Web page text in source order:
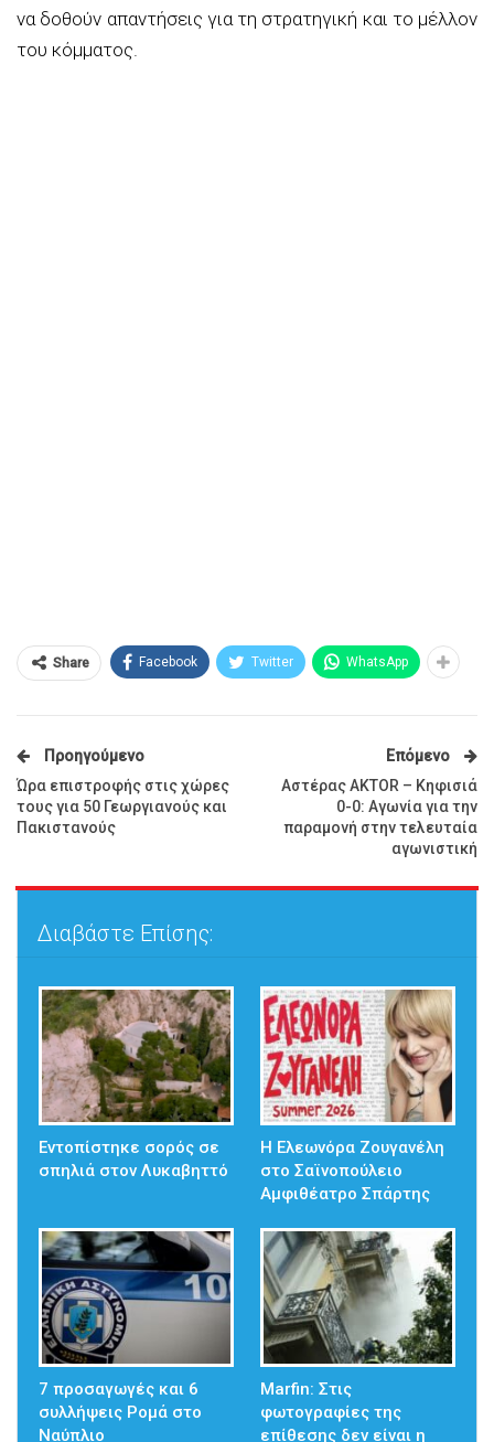
να δοθούν απαντήσεις για τη στρατηγική και το μέλλον
του κόμματος.
Share Facebook Twitter WhatsApp
Προηγούμενο
Ώρα επιστροφής στις χώρες
τους για 50 Γεωργιανούς και
Πακιστανούς
Επόμενο
Αστέρας AKTOR – Κηφισιά
0-0: Αγωνία για την
παραμονή στην τελευταία
αγωνιστική
Διαβάστε Επίσης:
Εντοπίστηκε σορός σε
σπηλιά στον Λυκαβηττό
Η Ελεωνόρα Ζουγανέλη
στο Σαϊνοπούλειο
Αμφιθέατρο Σπάρτης
7 προσαγωγές και 6
συλλήψεις Ρομά στο
Ναύπλιο
Marfin: Στις
φωτογραφίες της
επίθεσης δεν είναι η